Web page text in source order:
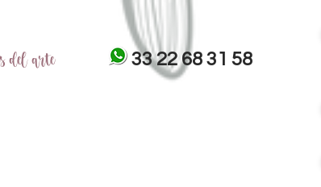
del arte 33 22 68 31 58